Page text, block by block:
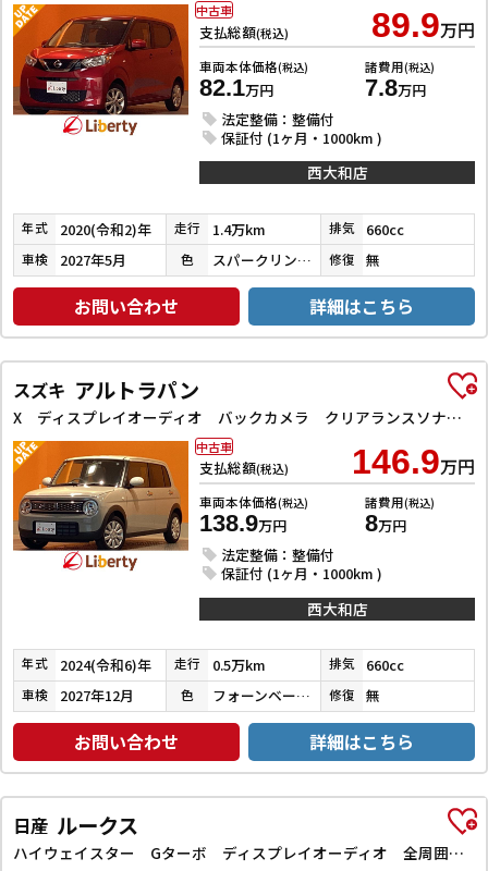
支払総額(税込) 89.9万円
車両本体価格(税込)
82.1万円
諸費用(税込)
7.8万円
法定整備：整備付
保証付 (1ヶ月・1000km )
中古車
西大和店
年式 2020(令和2)年 走行 1.4万km 排気 660cc
車検 2027年5月 色 スパークリングレッドメタリック 修復 無
お問い合わせ 詳細はこちら
スズキ アルトラパン
X ディスプレイオーディオ バックカメラ クリアランスソナー レーンアシスト 衝突被害軽減システム オートライト スマートキー アイドリングストップ 電動格納ミラー シートヒーター ベンチシート CVT
支払総額(税込) 146.9万円
車両本体価格(税込)
138.9万円
諸費用(税込)
8万円
法定整備：整備付
保証付 (1ヶ月・1000km )
中古車
西大和店
年式 2024(令和6)年 走行 0.5万km 排気 660cc
車検 2027年12月 色 フォーンベージュメタリック／ソフトベージュメタリック 修復 無
お問い合わせ 詳細はこちら
日産 ルークス
ハイウェイスター Gターボ ディスプレイオーディオ 全周囲カメラ 両側電動スライドドア TV アイドリングストップ 電動格納ミラー シートヒーター CVT ABS Bluetooth アルミホイール エアコン パワーステアリング